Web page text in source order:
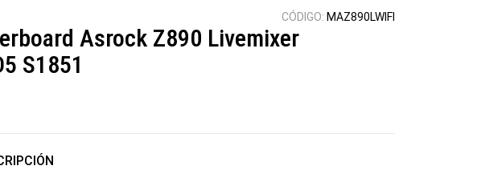
CÓDIGO: MAZ890LWIFI
Asrock Z890 Livemixer
S1851